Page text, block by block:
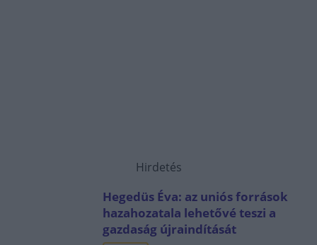
Hirdetés
Hegedüs Éva: az uniós források
hazahozatala lehetővé teszi a
gazdaság újraindítását